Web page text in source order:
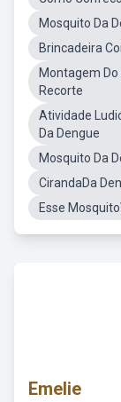
Mosquito Da
Brincadeira
Montagem
Recorte
Atividade
Da Dengue
Mosquito Da
CirandaDa
Esse
Emelie